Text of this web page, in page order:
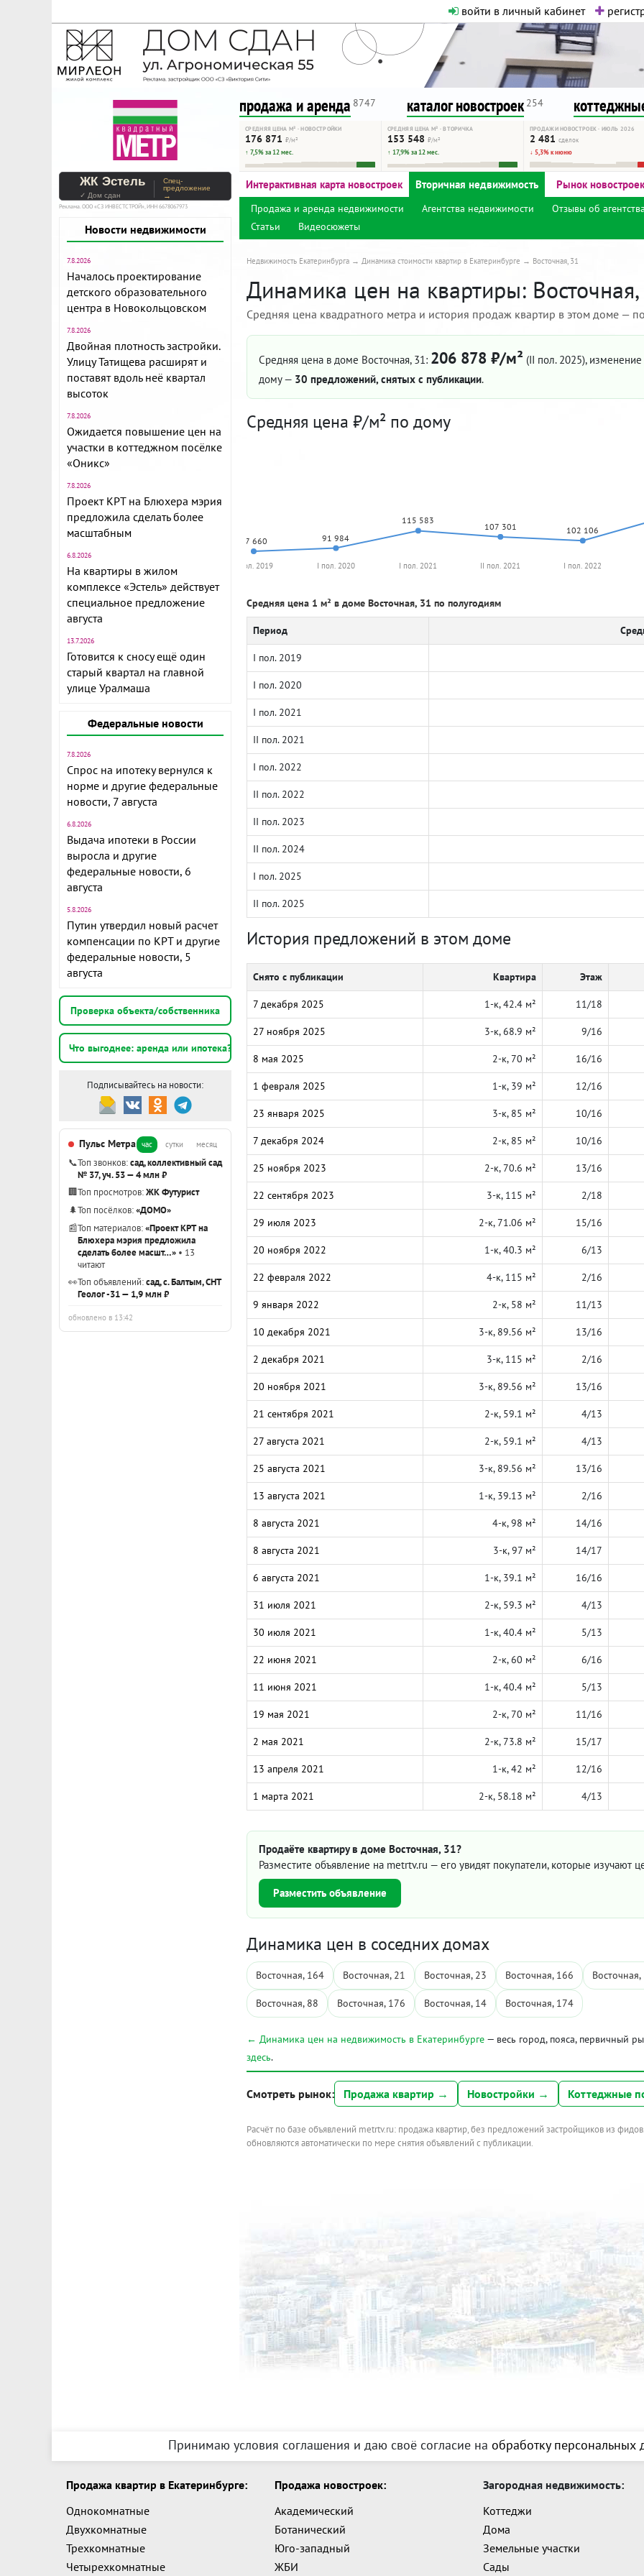
войти в личный кабинет
На Метре реклама - только нормальная. Никакого шок-
Помогайте независимому ресурсу, как он помогает вам.
продажа и аренда 8747 каталог новостроек 254
СРЕДНЯЯ ЦЕНА М² · НОВОСТРОЙКИ
176 871 ₽/м²
↑ 7,5% за 12 мес.
СРЕДНЯЯ ЦЕНА М² · ВТОРИЧКА
153 548 ₽/м²
↑ 17,9% за 12 мес.
ПРОДАЖИ НОВОСТРОЕК · ИЮЛЬ 2026
2 481 сделок
↓ 5,3% к июню
ЖК Эстель
✓ Дом сдан
Спец-
предложение
→
Реклама. ООО «СЗ ИНВЕСТСТРОЙ», ИНН 6678067973
Новости недвижимости
7.8.2026
Началось проектирование
детского образовательного
центра в Новокольцовском
7.8.2026
Двойная плотность застройки.
Улицу Татищева расширят и
поставят вдоль неё квартал
высоток
7.8.2026
Ожидается повышение цен на
участки в коттеджном посёлке
«Оникс»
7.8.2026
Проект КРТ на Блюхера мэрия
предложила сделать более
масштабным
6.8.2026
На квартиры в жилом
комплексе «Эстель» действует
специальное предложение
августа
13.7.2026
Готовится к сносу ещё один
старый квартал на главной
улице Уралмаша
Федеральные новости
7.8.2026
Спрос на ипотеку вернулся к
норме и другие федеральные
новости, 7 августа
6.8.2026
Выдача ипотеки в России
выросла и другие
федеральные новости, 6
августа
5.8.2026
Путин утвердил новый расчет
компенсации по КРТ и другие
федеральные новости, 5
августа
Проверка объекта/собственника
Что выгоднее: аренда или ипотека?
Подписывайтесь на новости:
Пульс Метра час сутки месяц
📞Топ звонков:сад, коллективный сад
№ 37, уч. 53 — 4 млн ₽
🏢Топ просмотров:ЖК Футурист
🌲Топ посёлков:«ДОМО»
📰Топ материалов:«Проект КРТ на
Блюхера мэрия предложила
сделать более масшт…» • 13
читают
👀Топ объявлений:сад, с. Балтым, СНТ
Геолог -31 — 1,9 млн ₽
обновлено в 13:42
Интерактивная карта новостроек Вторичная недвижимость Рынок новостроек
Продажа и аренда недвижимости Агентства недвижимости
Отзывы об
Статьи
Видеосюжеты
Недвижимость Екатеринбурга Динамика стоимости квартир в Екатеринбурге Восточная, 31
Динамика цен на квартиры: Восточная,
Средняя цена квадратного метра и история продаж квартир в этом доме —
Средняя цена в доме Восточная, 31: 206 878 ₽/м² (II пол. 2025),
дому — 30 предложений, снятых с публикации.
Средняя цена ₽/м² по дому
87 660 91 984
115 583
107 301 102 106
I пол. 2019 I пол. 2020 I пол. 2021 II пол. 2021 I пол. 2022
Средняя цена 1 м² в доме Восточная, 31 по полугодиям
Период
I пол. 2019
I пол. 2020
I пол. 2021
II пол. 2021
I пол. 2022
II пол. 2022
II пол. 2023
II пол. 2024
I пол. 2025
II пол. 2025
История предложений в этом доме
Снято с публикации Квартира Этаж
7 декабря 2025 1-к, 42.4 м² 11/18
27 ноября 2025 3-к, 68.9 м² 9/16
8 мая 2025 2-к, 70 м² 16/16
1 февраля 2025 1-к, 39 м² 12/16
23 января 2025 3-к, 85 м² 10/16
7 декабря 2024 2-к, 85 м² 10/16
25 ноября 2023 2-к, 70.6 м² 13/16
22 сентября 2023 3-к, 115 м² 2/18
29 июля 2023 2-к, 71.06 м² 15/16
20 ноября 2022 1-к, 40.3 м² 6/13
22 февраля 2022 4-к, 115 м² 2/16
9 января 2022 2-к, 58 м² 11/13
10 декабря 2021 3-к, 89.56 м² 13/16
2 декабря 2021 3-к, 115 м² 2/16
20 ноября 2021 3-к, 89.56 м² 13/16
21 сентября 2021 2-к, 59.1 м² 4/13
27 августа 2021 2-к, 59.1 м² 4/13
25 августа 2021 3-к, 89.56 м² 13/16
13 августа 2021 1-к, 39.13 м² 2/16
8 августа 2021 4-к, 98 м² 14/16
8 августа 2021 3-к, 97 м² 14/17
6 августа 2021 1-к, 39.1 м² 16/16
31 июля 2021 2-к, 59.3 м² 4/13
30 июля 2021 1-к, 40.4 м² 5/13
22 июня 2021 2-к, 60 м² 6/16
11 июня 2021 1-к, 40.4 м² 5/13
19 мая 2021 2-к, 70 м² 11/16
2 мая 2021 2-к, 73.8 м² 15/17
13 апреля 2021 1-к, 42 м² 12/16
1 марта 2021 2-к, 58.18 м² 4/13
Продаёте квартиру в доме Восточная, 31?
Разместите объявление на metrtv.ru — его увидят покупатели, которые изучают
Разместить объявление
Динамика цен в соседних домах
Восточная, 164 Восточная, 21 Восточная, 23 Восточная, 166
Восточная, 88 Восточная, 176 Восточная, 14 Восточная, 174
← Динамика цен на недвижимость в Екатеринбурге — весь город, пояса, первичный
здесь.
Смотреть рынок: Продажа квартир → Новостройки → Коттеджные
Расчёт по базе объявлений metrtv.ru: продажа квартир, без предложений застройщиков из
обновляются автоматически по мере снятия объявлений с публикации.
Принимаю условия соглашения и даю своё согласие на обработку
Продажа квартир в Екатеринбурге:
Однокомнатные
Двухкомнатные
Трехкомнатные
Четырехкомнатные
Продажа новостроек:
Академический
Ботанический
Юго-западный
ЖБИ
Загородная недвижимость:
Коттеджи
Дома
Земельные участки
Сады